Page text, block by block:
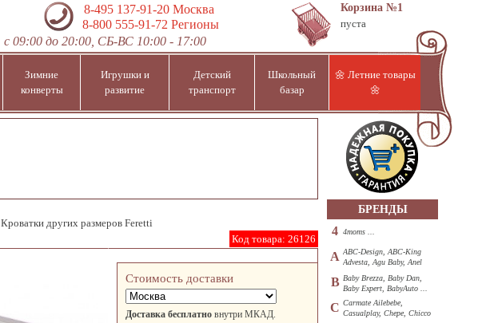
8-495 137-91-20Москва
8-800 555-91-72 Регионы
с 09:00 до 20:00, СБ-ВС 10:00 - 17:00
Корзина №1
пуста
Зимние
конверты
Игрушки и
развитие
Детский
транспорт
Школьный
базар
🌼 Летние товары
🌼
Кроватки других размеров Feretti
Код товара: 26126
Стоимость доставки
Доставка бесплатно внутри МКАД.
БРЕНДЫ
4 4moms ...
A ABC-Design, ABC-King
Advesta, Agu Baby, Anel
B Baby Brezza, Baby Dan,
Baby Expert, BabyAuto ...
C Carmate Ailebebe,
Casualplay, Chepe, Chicco